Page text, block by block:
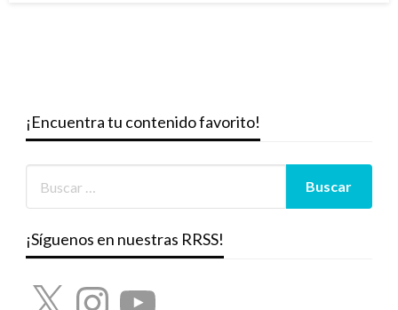
¡Encuentra tu contenido favorito!
¡Síguenos en nuestras RRSS!
X InstagramYouTube